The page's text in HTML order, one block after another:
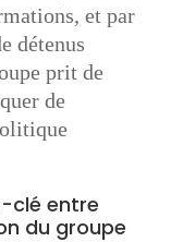
et par
détenus
prit de
de
clé entre
du groupe